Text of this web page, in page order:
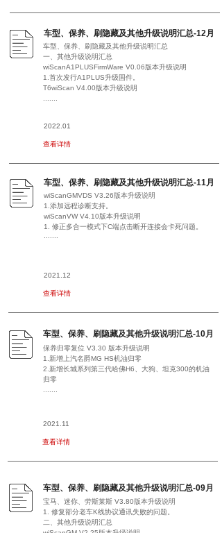
车型、保养、刷隐藏及其他升级说明汇总-12月
车型、保养、刷隐藏及其他升级说明汇总
一、其他升级说明汇总
wiScanA1PLUSFirmWare V0.06版本升级说明
1.首次发行A1PLUS升级固件。
T6wiScan V4.00版本升级说明
2022.01
查看详情
车型、保养、刷隐藏及其他升级说明汇总-11月
wiScanGMVDS V3.26版本升级说明
1.添加远程诊断支持。
wiScanVW V4.10版本升级说明
1. 修正多合一模式下C端点击断开连接会卡死问题。
2021.12
查看详情
车型、保养、刷隐藏及其他升级说明汇总-10月
保养归零复位 V3.30 版本升级说明
1.新增上汽名爵MG HS机油归零
2.新增长城系列第三代哈佛H6、大狗、坦克300的机油
归零
2021.11
查看详情
车型、保养、刷隐藏及其他升级说明汇总-09月
宝马、迷你、劳斯莱斯 V3.80版本升级说明
1. 修复部分老车K线协议通讯失败的问题。
二、其他升级说明汇总